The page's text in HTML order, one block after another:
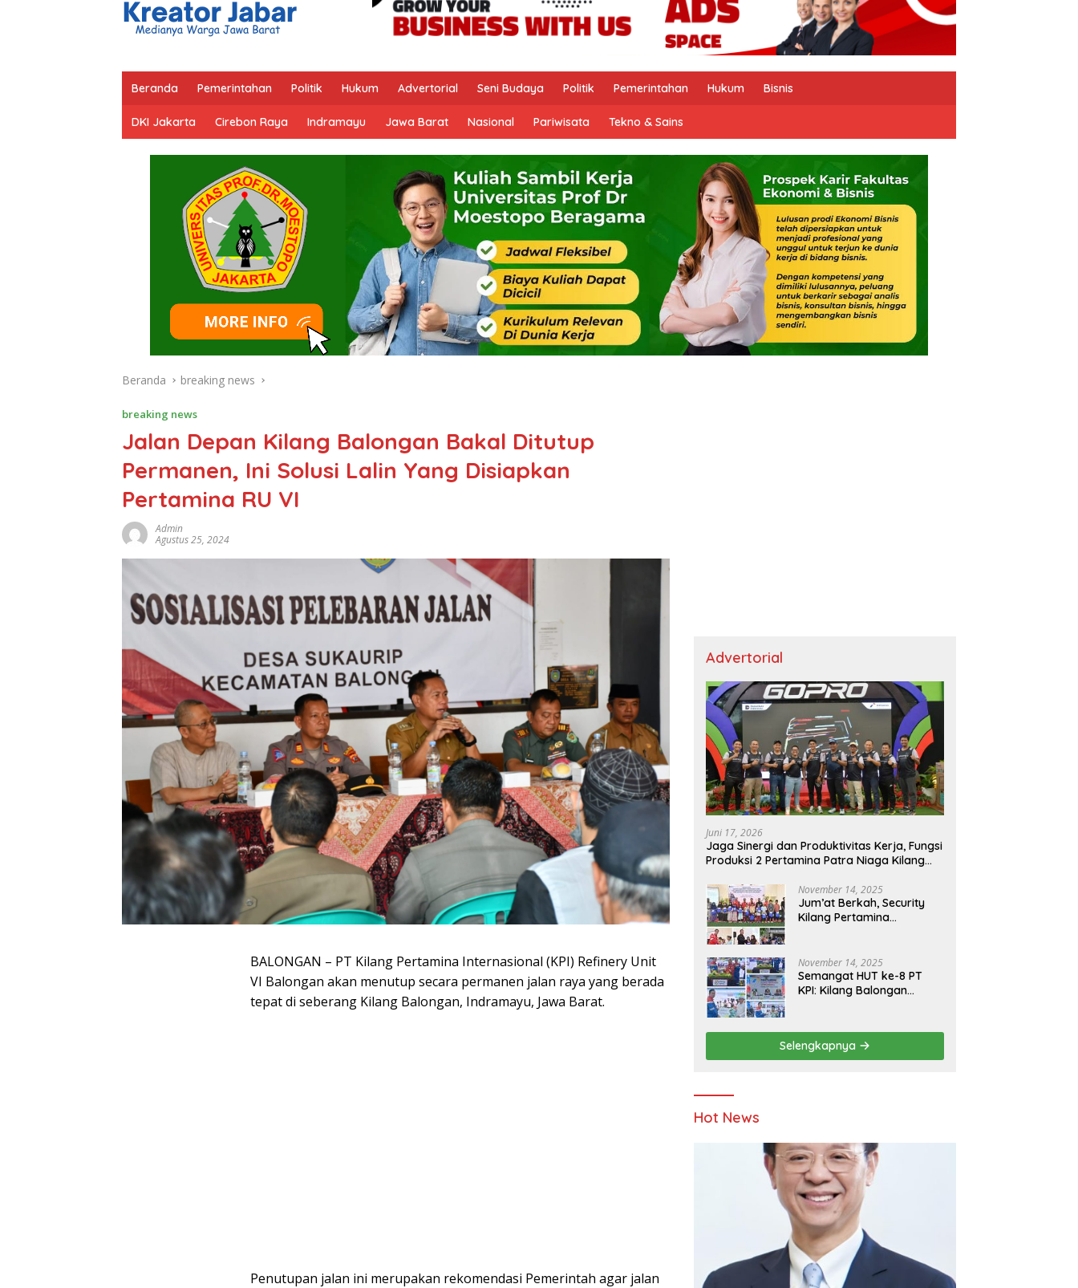
Beranda Pemerintahan Politik Hukum Advertorial Seni Budaya Politik Pemerintahan Hukum Bisnis
DKI Jakarta Cirebon Raya Indramayu Jawa Barat Nasional Pariwisata Tekno & Sains
Beranda breaking news
breaking news
Jalan Depan Kilang Balongan Bakal Ditutup
Permanen, Ini Solusi Lalin Yang Disiapkan
Pertamina RU VI
Admin
Agustus 25, 2024
BALONGAN – PT Kilang Pertamina Internasional (KPI) Refinery Unit
VI Balongan akan menutup secara permanen jalan raya yang berada
tepat di seberang Kilang Balongan, Indramayu, Jawa Barat.
Penutupan jalan ini merupakan rekomendasi Pemerintah agar jalan
Advertorial
Juni 17, 2026
Jaga Sinergi dan Produktivitas Kerja, Fungsi
Produksi 2 Pertamina Patra Niaga Kilang
November 14, 2025
Jum’at Berkah, Security
Kilang Pertamina
November 14, 2025
Semangat HUT ke-8 PT
KPI: Kilang Balongan
Berbagi Bersama
Penyandang Disabilitas
dan Yayasan Pendidikan
Selengkapnya
Hot News